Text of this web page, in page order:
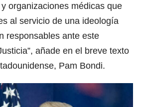
organizaciones médicas que
al servicio de una ideología
responsables ante este
añade en el breve texto
Pam Bondi.